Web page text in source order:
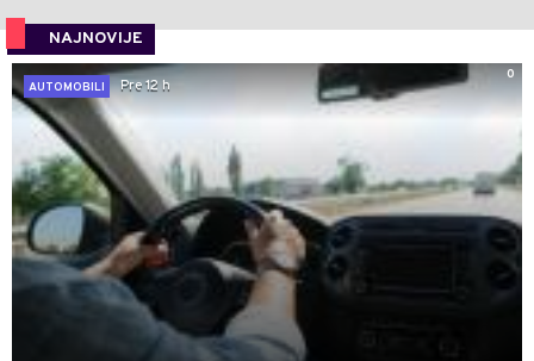
NAJNOVIJE
0
AUTOMOBILI
Pre 12 h